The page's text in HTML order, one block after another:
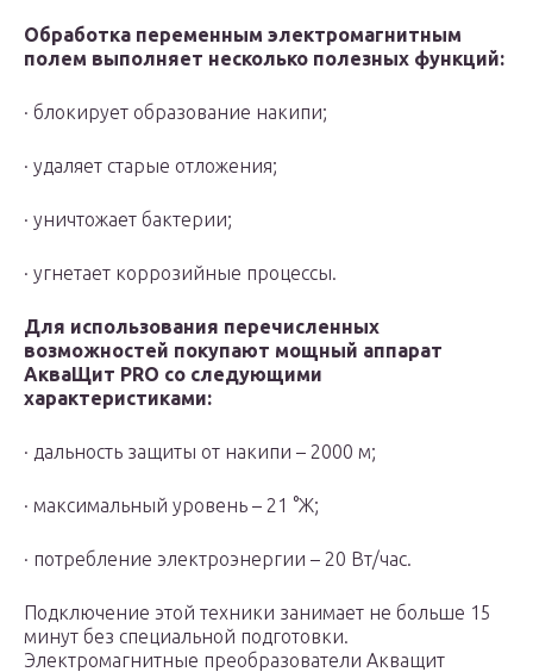
Обработка переменным электромагнитным
полем выполняет несколько полезных функций:
· блокирует образование накипи;
· удаляет старые отложения;
· уничтожает бактерии;
· угнетает коррозийные процессы.
Для использования перечисленных
возможностей покупают мощный аппарат
АкваЩит PRO со следующими
характеристиками:
· дальность защиты от накипи – 2000 м;
· максимальный уровень – 21 °Ж;
· потребление электроэнергии – 20 Вт/час.
Подключение этой техники занимает не больше 15
минут без специальной подготовки.
Электромагнитные преобразователи Акващит